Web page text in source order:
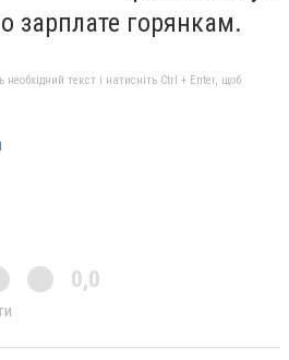
зарплате горянкам.
текст і натисніть Ctrl + Enter, щоб
0,0